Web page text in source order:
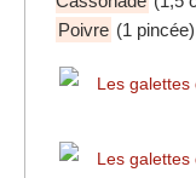
Poivre (1 pincée)